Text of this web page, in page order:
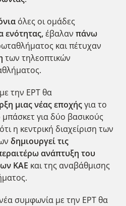
όλες οι ομάδες
ενότητας,έβαλαν πάνω
και πέτυχαν
των τηλεοπτικών
την ΕΡΤ θα
μιας νέας εποχήςγια το
μπάσκετ για δύο βασικούς
η κεντρική διαχείριση των
δημιουργεί τις
ανάπτυξη του
ΚΑΕ και της αναβάθμισης
συμφωνία με την ΕΡΤ θα